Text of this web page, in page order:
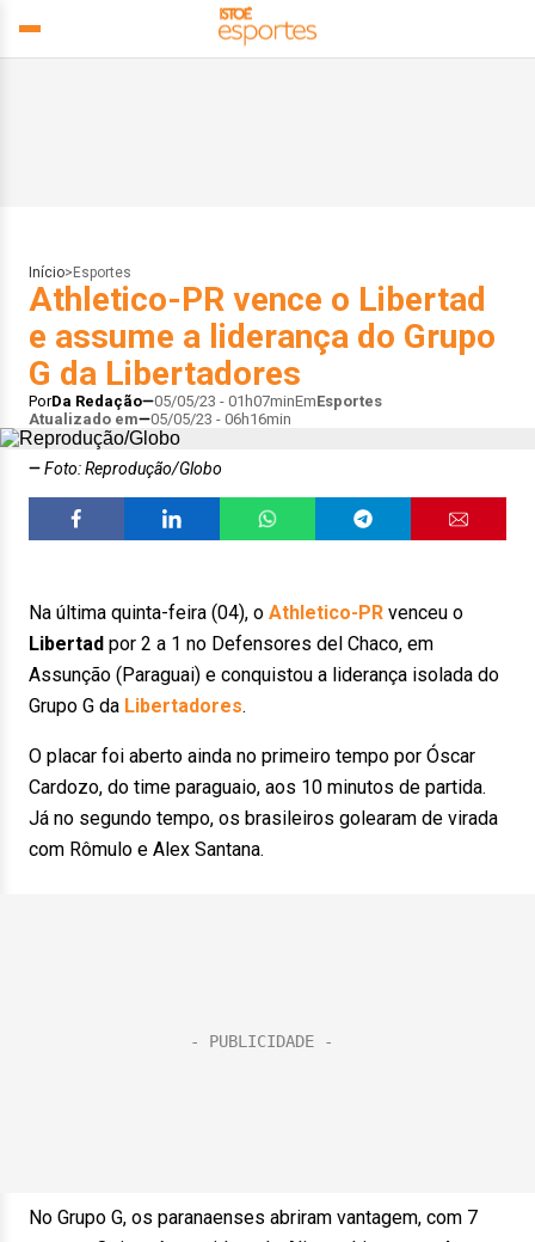
Início> Esportes
Athletico-PR vence o Libertad
e assume a liderança do Grupo
G da Libertadores
PorDa Redação 05/05/23 - 01h07minEmEsportes
Atualizado em
05/05/23 - 06h16min
Foto: Reprodução/Globo
Na última quinta-feira (04), o Athletico-PR venceu o
Libertad por 2 a 1 no Defensores del Chaco, em
Assunção (Paraguai) e conquistou a liderança isolada do
Grupo G da Libertadores.
O placar foi aberto ainda no primeiro tempo por Óscar
Cardozo, do time paraguaio, aos 10 minutos de partida.
Já no segundo tempo, os brasileiros golearam de virada
com Rômulo e Alex Santana.
No Grupo G, os paranaenses abriram vantagem, com 7